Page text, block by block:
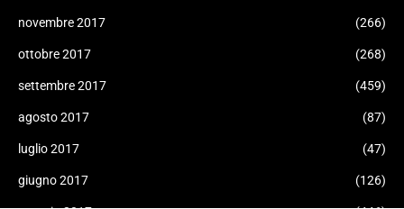
novembre 2017 (266)
ottobre 2017 (268)
settembre 2017 (459)
agosto 2017 (87)
luglio 2017 (47)
giugno 2017 (126)